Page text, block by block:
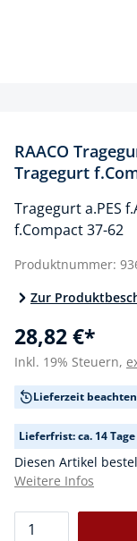
RAACO
Tragegurt
Tragegurt a.PES
f.Compact 37-62
Produktnummer:
Zur
28,82 €*
Inkl. 19% Steuern,
Lieferzeit beachten
Lieferfrist: ca. 14 Tage
Diesen Artikel
Weitere Infos